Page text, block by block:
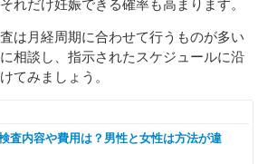
れだけ妊娠できる確率も高まります。
は月経周期に合わせて行うものが多い
相談し、指示されたスケジュールに沿
てみましょう。
査内容や費用は？男性と女性は方法が違